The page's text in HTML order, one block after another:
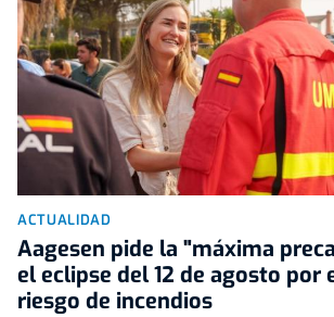
ACTUALIDAD
Aagesen pide la "máxima
el eclipse del 12 de agosto por
riesgo de incendios